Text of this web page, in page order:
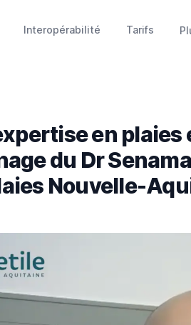
Interopérabilité Tarifs
en
du Dr
Nouvelle-